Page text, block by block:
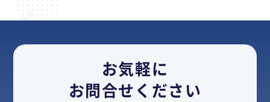
お気軽に
お問合せください